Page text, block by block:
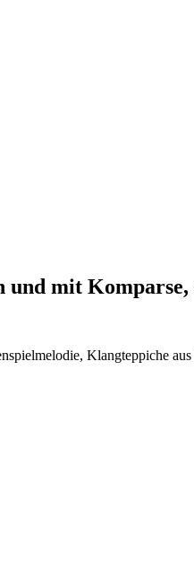
und mit
Klangteppiche